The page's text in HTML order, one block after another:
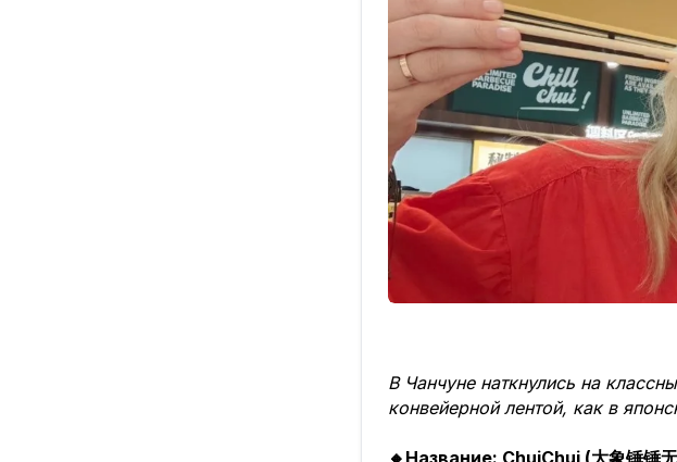
В Чанчуне наткнулись на
конвейерной лентой, как в